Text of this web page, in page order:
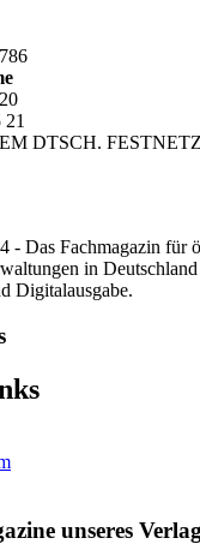
DTSCH.
- Das Fachmagazin für
in Deutschland
Digitalausgabe.
unseres